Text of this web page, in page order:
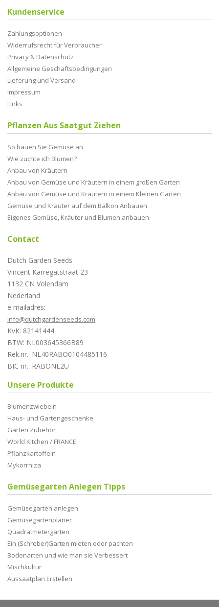
Kundenservice
Zahlungsoptionen
Widerrufsrecht für Verbraucher
Privacy & Datenschutz
Allgemeine Geschaftsbedingungen
Lieferung und Versand
Impressum
Links
Pflanzen Aus Saatgut Ziehen
So bauen Sie Gemüse an
Wie züchte ich Blumen?
Anbau von Kräutern
Anbau von Gemüse und Kräutern in einem großen Garten
Anbau von Gemüse und Kräutern in einem Kleinen Garten
Gemüse und Kräuter auf dem Balkon Anbauen
Eigenes Gemüse, Kräuter und Blumen anbauen
Contact
Dutch Garden Seeds
Vincent Karregatstraat 23
1132 CN Volendam
Nederland
e mailadres:
info@dutchgardenseeds.com
KvK: 82141444
BTW: NL003645366B89
Rek.nr.: NL40RABO0104485116
BIC nr.: RABONL2U
Unsere Produkte
Blumenzwiebeln
Haus- und Gartengeschenke
Garten Zubehör
World Kitchen / FRANCE
Pflanzkartoffeln
Mykorrhiza
Gemüsegarten Anlegen Tipps
Gemüsegarten anlegen
Gemüsegartenplaner
Quadratmetergarten
Ein (Schreber)Garten mieten oder pachten
Bodenarten und wie man sie Verbessert
Mischkultur
Aussaatplan Erstellen